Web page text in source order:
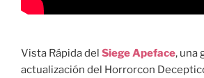
Vista Rápida del Siege Apeface, una
actualización del Horrorcon